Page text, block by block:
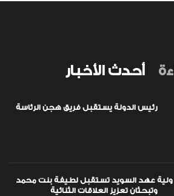
أحدث الأخبار
ولية عهد السويد تستقبل لطيفة بنت محمد